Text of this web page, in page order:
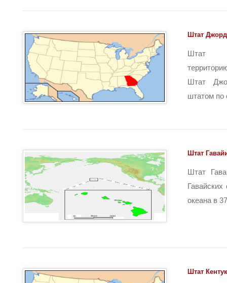
Штат
Штат
Штат
штатом по
Штат
Штат
Гавайских
океана в
Штат